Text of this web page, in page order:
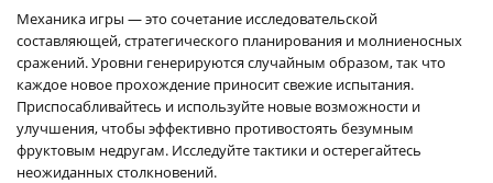
Механика игры — это сочетание исследовательской
составляющей, стратегического планирования и молниеносных
сражений. Уровни генерируются случайным образом, так что
каждое новое прохождение приносит свежие испытания.
Приспосабливайтесь и используйте новые возможности и
улучшения, чтобы эффективно противостоять безумным
фруктовым недругам. Исследуйте тактики и остерегайтесь
неожиданных столкновений.